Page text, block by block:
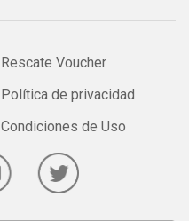
Rescate Voucher
Política de privacidad
Condiciones de Uso